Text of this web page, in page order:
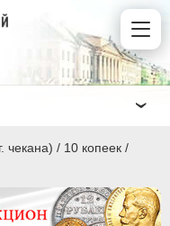
чекана) / 10 копеек /